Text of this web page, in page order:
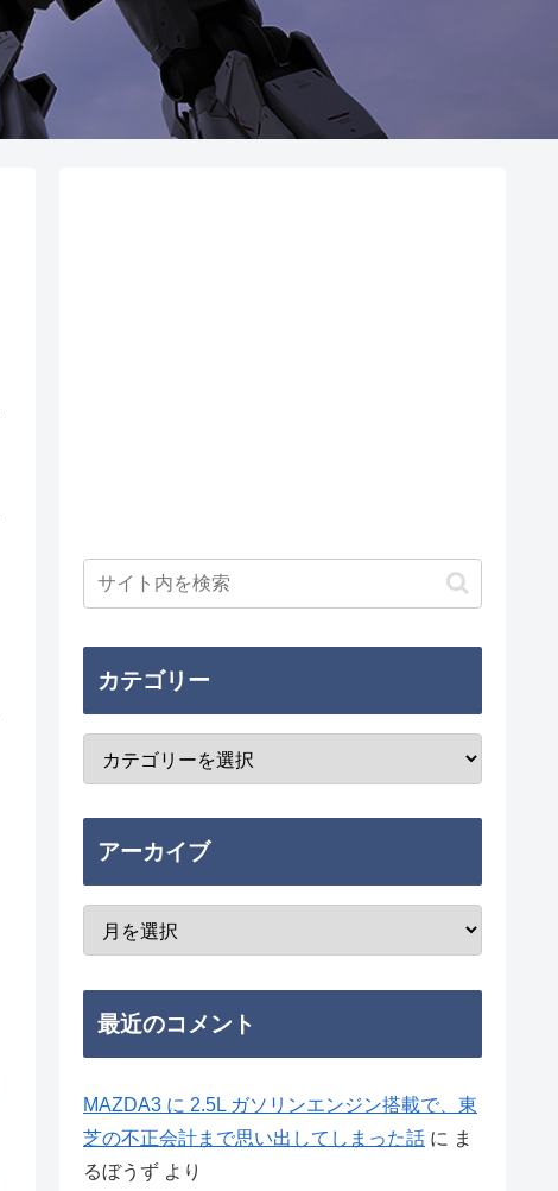
カテゴリー
アーカイブ
最近のコメント
MAZDA3 に 2.5L ガソリンエンジン搭載で、東
芝の不正会計まで思い出してしまった話 に ま
るぼうず より